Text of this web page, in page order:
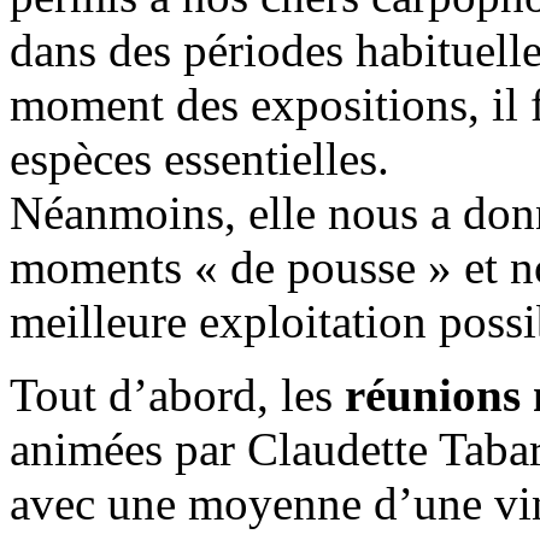
dans des périodes
moment des expositions,
espèces essentielles.
Néanmoins, elle nous a
moments « de pousse » et
meilleure exploitation
Tout d’abord, les réunions
animées par Claudette
avec une moyenne d’une